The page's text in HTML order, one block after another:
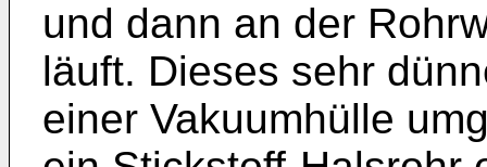
und dann an der
läuft. Dieses sehr
einer Vakuumhülle